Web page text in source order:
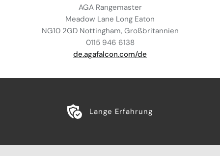
AGA Rangemaster
Meadow Lane Long Eaton
NG10 2GD Nottingham, Großbritannien
0115 946 6138
de.agafalcon.com/de
Lange Erfahrung